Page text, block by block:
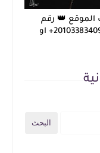
👑 رقم
معاذ اشرف 📞 للتواصل في العمل : 201033834099+ او